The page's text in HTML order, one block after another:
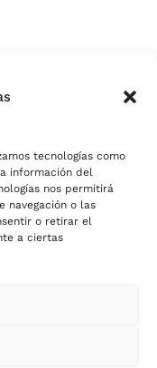
tecnologías como
información del
nos permitirá
navegación o las
o retirar el
a ciertas
Malaga 29004